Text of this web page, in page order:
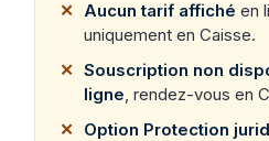
Aucun tarif affiché en
uniquement en Caisse.
Souscription non
ligne , rendez-vous en
Option Protection